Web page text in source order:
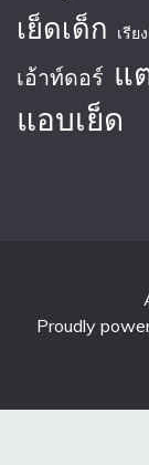
เย็ดเด็ก เรีย
เอ้าท์ดอร์ แ
แอบเย็ด
Proudly